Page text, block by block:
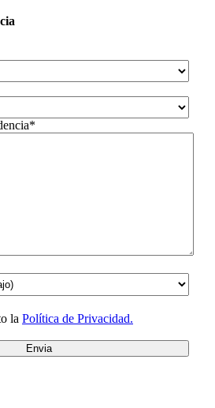
la Política de Privacidad.